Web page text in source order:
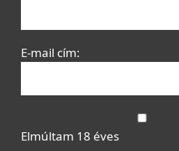
E-mail cím:
Elmúltam 18 éves